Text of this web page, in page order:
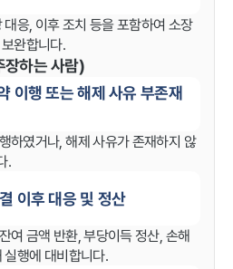
응, 이후 조치 등을 포함하여 소장
완합니다.
장하는 사람)
이행 또는 해제 사유 부존재
하였거나, 해제 사유가 존재하지 않
.
이후 대응 및 정산
여 금액 반환, 부당이득 정산, 손해
행에 대비합니다.